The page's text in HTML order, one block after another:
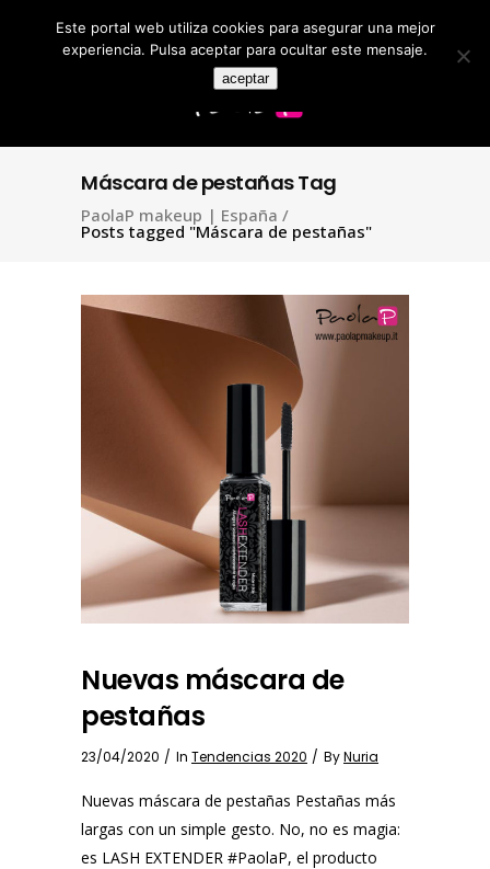
Search
for:
Máscara de pestañas Tag
PaolaP makeup | España /
Posts tagged "Máscara de pestañas"
Nuevas máscara de
pestañas
23/04/2020 In Tendencias 2020 ByNuria
Nuevas máscara de pestañas Pestañas más
largas con un simple gesto. No, no es magia:
es LASH EXTENDER #PaolaP, el producto
Este portal web utiliza cookies para asegurar una mejor
experiencia. Pulsa aceptar para ocultar este mensaje.
aceptar